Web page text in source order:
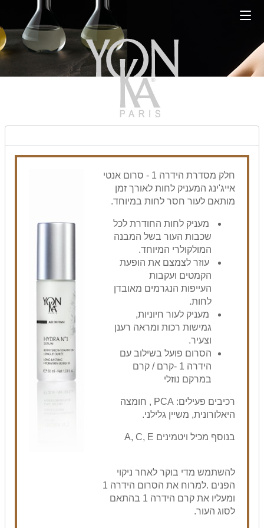
חלק מסדרת הידרה 1 - סרום אנטי
אייג'ינג המעניק לחות לאורך זמן
מותאם לעור חסר לחות במיוחד.
מעניק לחות החודרת לכל
שכבות העור בשל המבנה
המולקולרי המיוחד.
עוזר לצמצם את הופעת
הקמטים ועקבות
העייפות הנגרמים מאובדן
לחות.
מעניק לעור חיוניות,
גמישות רכות ומראה רענן
וצעיר.
הסרום פועל בשילוב עם
הידרה 1 -קרם / קרם
במרקם נוזלי
רכיבים פעילים: PCA , חומצה
היאלורונית, משיין גלילני.
בנוסף מכיל ויטמינים A, C, E
להשתמש מדי בוקר לאחר ניקוי
הפנים .למרוח את הסרום הידרה 1
ומעליו את קרם הידרה 1 בהתאם
לסוג העור.